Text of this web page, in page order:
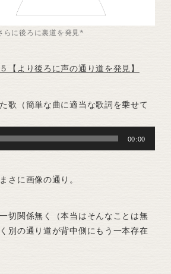
らに後ろに裏道を発見*
【より後ろに声の通り道を発見】
歌（簡単な曲に適当な歌詞を乗せて
00:00
さに画像の通り。
切関係無く（本当はそんなことは無
別の通り道が背中側にもう一本存在